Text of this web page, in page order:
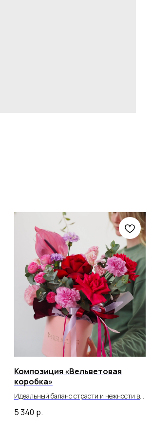
Композиция «Вельветовая
коробка»
Идеальный баланс страсти и нежности в
5 340 р.